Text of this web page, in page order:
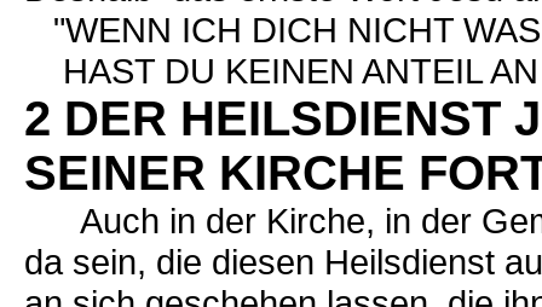
"WENN ICH DICH NICHT
HAST DU KEINEN ANTEIL
2 DER HEILSDIENST
SEINER KIRCHE
Auch in der Kirche, in der
da sein, die diesen Heilsdienst